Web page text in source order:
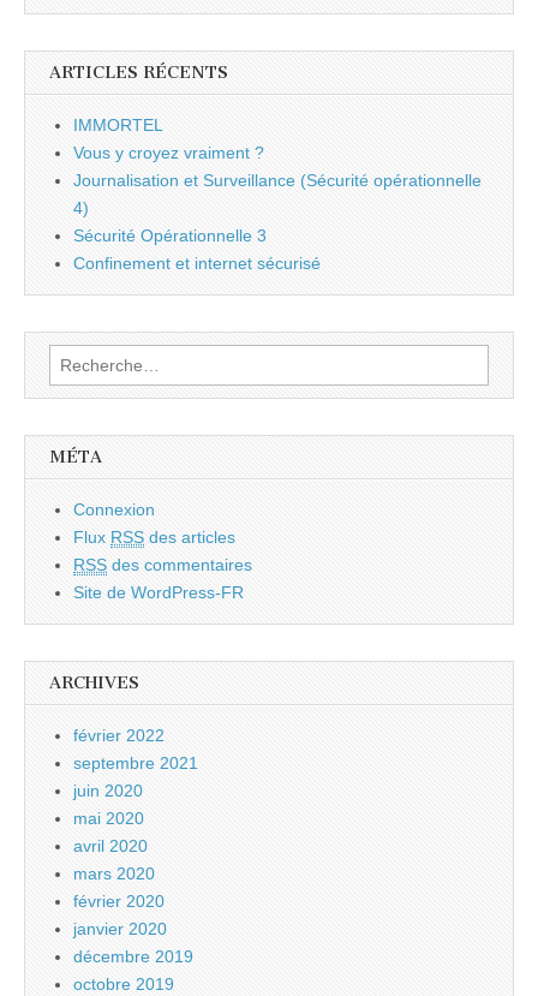
ARTICLES RÉCENTS
IMMORTEL
Vous y croyez vraiment ?
Journalisation et Surveillance (Sécurité opérationnelle
4)
Sécurité Opérationnelle 3
Confinement et internet sécurisé
Rechercher :
MÉTA
Connexion
Flux RSS des articles
RSS des commentaires
Site de WordPress-FR
ARCHIVES
février 2022
septembre 2021
juin 2020
mai 2020
avril 2020
mars 2020
février 2020
janvier 2020
décembre 2019
octobre 2019